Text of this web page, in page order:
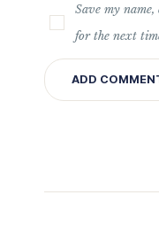
Save my
for the next